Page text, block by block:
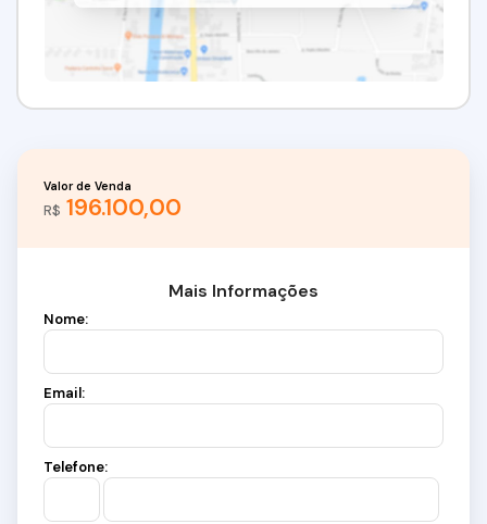
R$ 196.100,00
Valor de Venda
Mais Informações
Nome:
Email:
Telefone: